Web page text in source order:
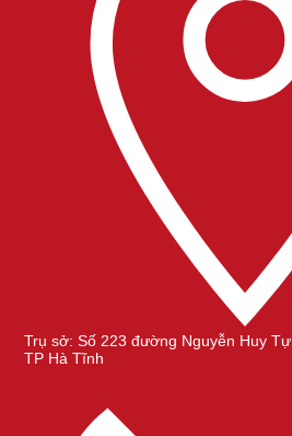
Trụ sở: Số 223 đường Nguyễn Huy Tự
TP Hà Tĩnh